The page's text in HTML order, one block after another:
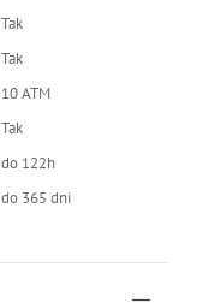
Tak
Tak
10 ATM
Tak
do 122h
do 365 dni